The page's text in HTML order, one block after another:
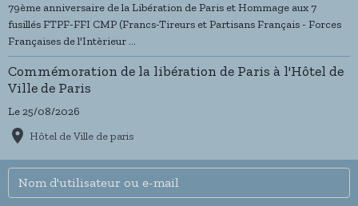
79ème anniversaire de la Libération de Paris et Hommage aux 7
fusillés FTPF-FFI CMP (Francs-Tireurs et Partisans Français - Forces
Françaises de l'Intèrieur ...
Commémoration de la libération de Paris à l'Hôtel de
Ville de Paris
Le 25/08/2026
Hôtel de Ville de paris